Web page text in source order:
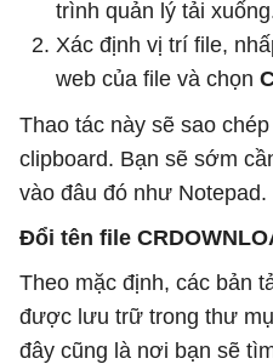
trình quản lý tải
Xác định vị trí file,
web của file và chọn
Thao tác này sẽ sao
clipboard. Bạn sẽ sớm
vào đâu đó như Notepad.
Đổi tên file
Theo mặc định, các bản
được lưu trữ trong thư
đây cũng là nơi bạn sẽ